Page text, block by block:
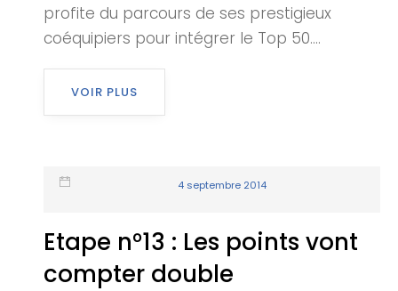
profite du parcours de ses prestigieux
coéquipiers pour intégrer le Top 50....
VOIR PLUS
4 septembre 2014
Etape n°13 : Les points vont
compter double